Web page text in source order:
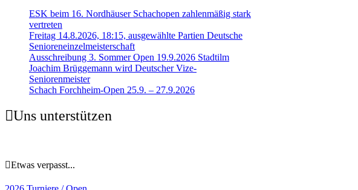
ESK beim 16. Nordhäuser Schachopen zahlenmäßig stark
vertreten
Freitag 14.8.2026, 18:15, ausgewählte Partien Deutsche
Senioreneinzelmeisterschaft
Ausschreibung 3. Sommer Open 19.9.2026 Stadtilm
Joachim Brüggemann wird Deutscher Vize-
Seniorenmeister
Schach Forchheim-Open 25.9. – 27.9.2026
Uns unterstützen
Etwas verpasst...